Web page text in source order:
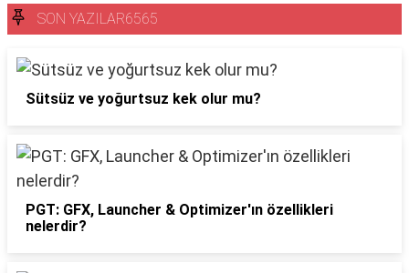
SON YAZILAR6565
Sütsüz ve yoğurtsuz kek olur mu?
PGT: GFX, Launcher & Optimizer'ın özellikleri
nelerdir?